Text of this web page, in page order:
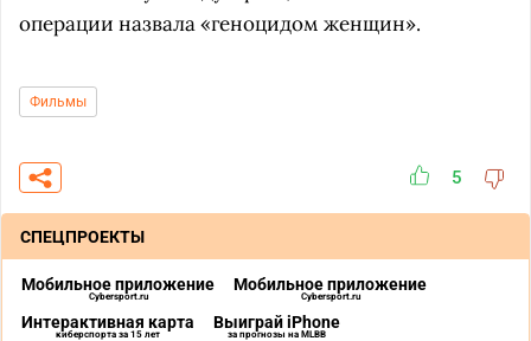
операции назвала «геноцидом женщин».
Фильмы
5
СПЕЦПРОЕКТЫ
Мобильное приложение
Cybersport.ru
Мобильное приложение
Cybersport.ru
Интерактивная карта
киберспорта за 15 лет
Выиграй iPhone
за прогнозы на MLBB